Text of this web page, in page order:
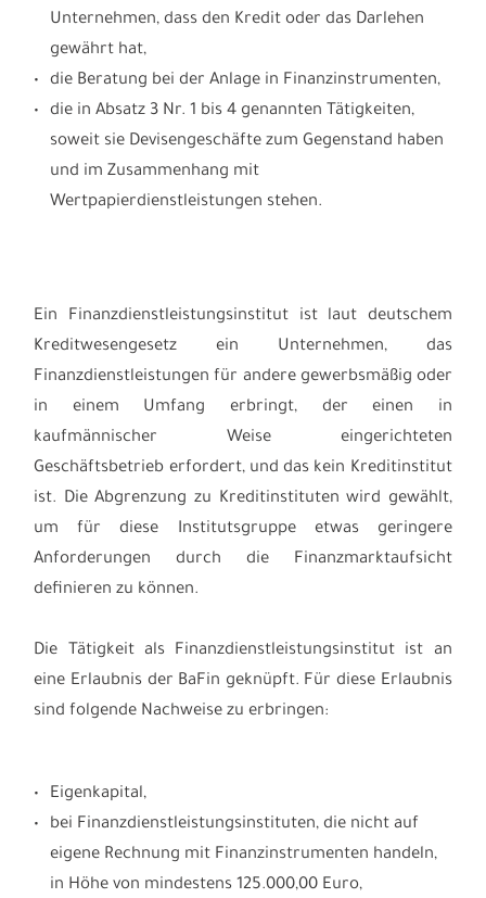
Unternehmen, dass den Kredit oder das Darlehen
gewährt hat,
die Beratung bei der Anlage in Finanzinstrumenten,
die in Absatz 3 Nr. 1 bis 4 genannten Tätigkeiten,
soweit sie Devisengeschäfte zum Gegenstand haben
und im Zusammenhang mit
Wertpapierdienstleistungen stehen.
Ein Finanzdienstleistungsinstitut ist laut deutschem
Kreditwesengesetz ein Unternehmen, das
Finanzdienstleistungen für andere gewerbsmäßig oder
in einem Umfang erbringt, der einen in
kaufmännischer Weise eingerichteten
Geschäftsbetrieb erfordert, und das kein Kreditinstitut
ist. Die Abgrenzung zu Kreditinstituten wird gewählt,
um für diese Institutsgruppe etwas geringere
Anforderungen durch die Finanzmarktaufsicht
definieren zu können.
Die Tätigkeit als Finanzdienstleistungsinstitut ist an
eine Erlaubnis der BaFin geknüpft. Für diese Erlaubnis
sind folgende Nachweise zu erbringen:
Eigenkapital,
bei Finanzdienstleistungsinstituten, die nicht auf
eigene Rechnung mit Finanzinstrumenten handeln,
in Höhe von mindestens 125.000,00 Euro,